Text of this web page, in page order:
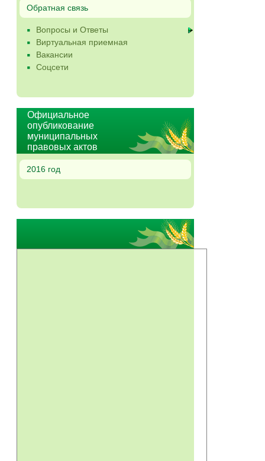
Обратная связь
Вопросы и Ответы
Виртуальная приемная
Вакансии
Соцсети
Официальное
опубликование
муниципальных
правовых актов
2016 год